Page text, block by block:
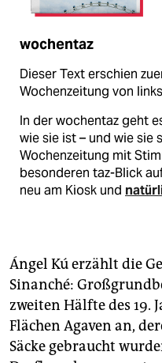
wochentaz
Dieser Text erschien
Wochenzeitung von
In der wochentaz geht
wie sie ist – und wie sie
Wochenzeitung mit
besonderen taz-Blick
neu am Kiosk und
Ángel Kú erzählt die
Sinanché:
zweiten Hälfte des 19.
Flächen Agaven an,
Säcke gebraucht